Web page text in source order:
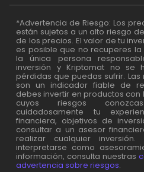
*Advertencia de Riesgo: Los
están sujetos a un alto riesgo
de los precios. El valor de tu
es posible que no recuperes
la única persona
inversión y Kriptomat no se
pérdidas que puedas sufrir.
son un indicador fiable de
debes invertir en productos
cuyos riesgos
cuidadosamente tu
financiera, objetivos de
consultar a un asesor
realizar cualquier
interpretarse como
información, consulta nuestras
advertencia sobre riesgos.